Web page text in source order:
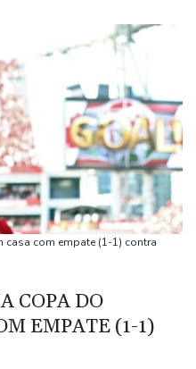
esforço orquestrado para minar
acidente de helicóptero no Rio
novo governo na Colômbia
e avança às quartas de final
acidente de helicóptero no Rio
com Itália após crise
joga com braçadeira de
Julián Álvarez já foi tomada
casa com empate (1-1) contra
COPA DO
EMPATE (1-1)